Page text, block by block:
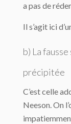
a pas de
Il s’agit ici
b) La
précipitée
C’est celle
Neeson. On